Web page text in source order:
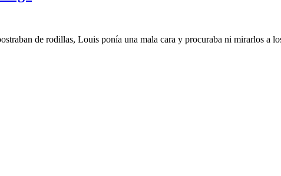
de rodillas, Louis ponía una mala cara y procuraba ni mirarlos a